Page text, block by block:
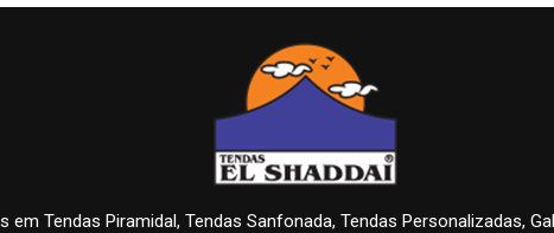
em Tendas Piramidal, Tendas Sanfonada, Tendas Personalizadas,